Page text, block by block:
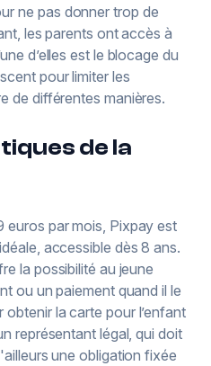
ne pas donner trop de
les parents ont accès à
d’elles est le blocage du
pour limiter les
de différentes manières.
de la
euros par mois, Pixpay est
idéale, accessible dès 8 ans.
la possibilité au jeune
ou un paiement quand il le
la carte pour l’enfant
représentant légal, qui doit
une obligation fixée